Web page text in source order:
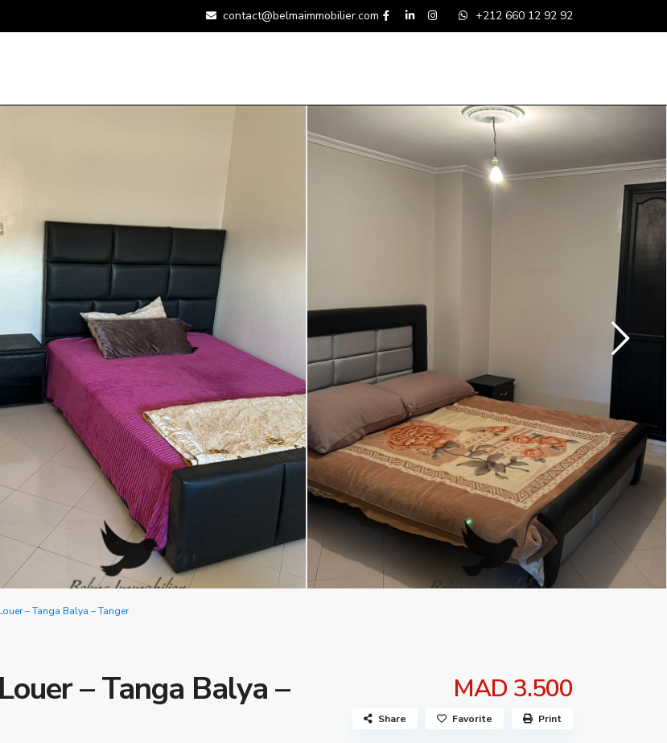
contact@belmaimmobilier.com +212 660 12 92 92
– Tanga Balya – Tanger
– Tanga Balya –
MAD 3.500
Share Favorite Print